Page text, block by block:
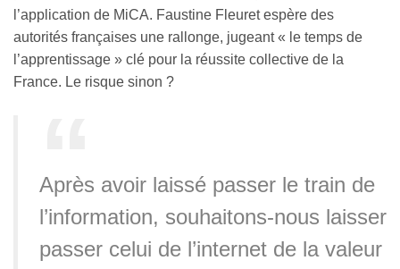
l’application de MiCA. Faustine Fleuret espère des
autorités françaises une rallonge, jugeant « le temps de
l’apprentissage » clé pour la réussite collective de la
France. Le risque sinon ?
Après avoir laissé passer le train de
l’information, souhaitons-nous laisser
passer celui de l’internet de la valeur